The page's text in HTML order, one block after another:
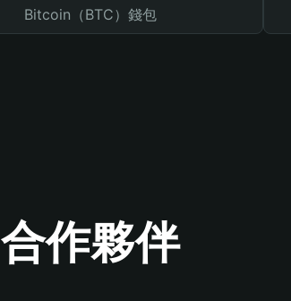
Bitcoin（BTC）錢包
合作夥伴